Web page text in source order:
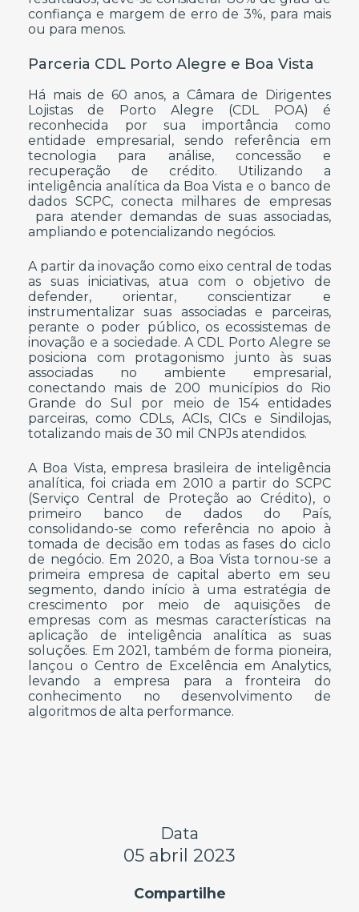
confiança e margem de erro de 3%, para mais
ou para menos.
Parceria CDL Porto Alegre e Boa Vista
Há mais de 60 anos, a Câmara de Dirigentes
Lojistas de Porto Alegre (CDL POA) é
reconhecida por sua importância como
entidade empresarial, sendo referência em
tecnologia para análise, concessão e
recuperação de crédito. Utilizando a
inteligência analítica da Boa Vista e o banco de
dados SCPC, conecta milhares de empresas
para atender demandas de suas associadas,
ampliando e potencializando negócios.
A partir da inovação como eixo central de todas
as suas iniciativas, atua com o objetivo de
defender, orientar, conscientizar e
instrumentalizar suas associadas e parceiras,
perante o poder público, os ecossistemas de
inovação e a sociedade. A CDL Porto Alegre se
posiciona com protagonismo junto às suas
associadas no ambiente empresarial,
conectando mais de 200 municípios do Rio
Grande do Sul por meio de 154 entidades
parceiras, como CDLs, ACIs, CICs e Sindilojas,
totalizando mais de 30 mil CNPJs atendidos.
A Boa Vista, empresa brasileira de inteligência
analítica, foi criada em 2010 a partir do SCPC
(Serviço Central de Proteção ao Crédito), o
primeiro banco de dados do País,
consolidando-se como referência no apoio à
tomada de decisão em todas as fases do ciclo
de negócio. Em 2020, a Boa Vista tornou-se a
primeira empresa de capital aberto em seu
segmento, dando início à uma estratégia de
crescimento por meio de aquisições de
empresas com as mesmas características na
aplicação de inteligência analítica as suas
soluções. Em 2021, também de forma pioneira,
lançou o Centro de Excelência em Analytics,
levando a empresa para a fronteira do
conhecimento no desenvolvimento de
algoritmos de alta performance.
Data
05 abril 2023
Compartilhe